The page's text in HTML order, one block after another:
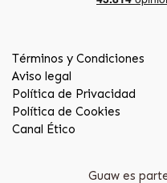
Términos y Condiciones
Aviso legal
Política de Privacidad
Política de Cookies
Canal Ético
Guaw es